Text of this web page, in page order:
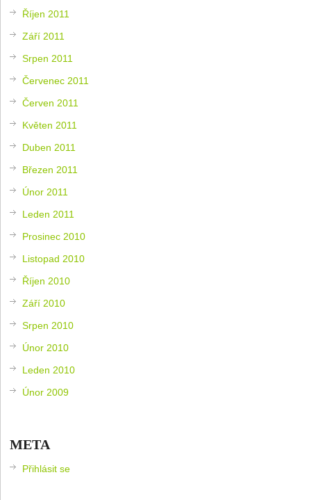
Říjen 2011
Září 2011
Srpen 2011
Červenec 2011
Červen 2011
Květen 2011
Duben 2011
Březen 2011
Únor 2011
Leden 2011
Prosinec 2010
Listopad 2010
Říjen 2010
Září 2010
Srpen 2010
Únor 2010
Leden 2010
Únor 2009
META
Přihlásit se